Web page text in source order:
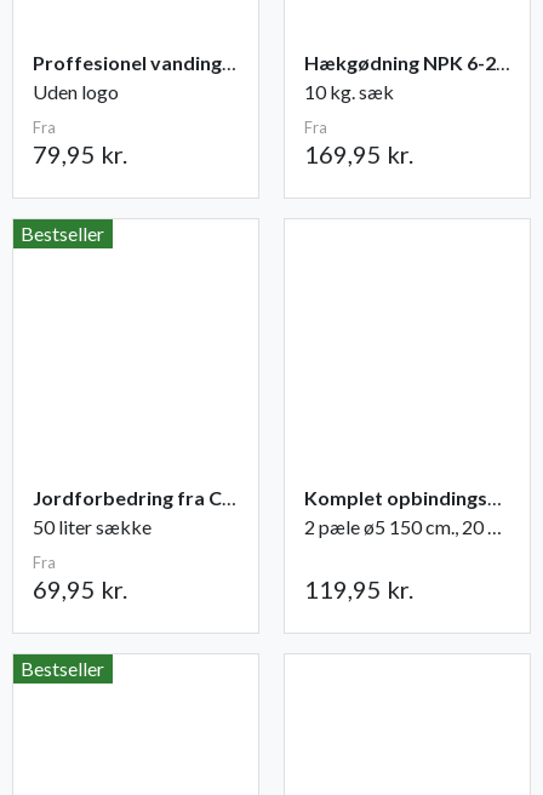
Proffesionel vandingspose 100 liter
Uden logo
Fra
79,95 kr.
Hækgødning NPK 6-2-5 +2 Mg
10 kg. sæk
Fra
169,95 kr.
Bestseller
Jordforbedring fra Champost
50 liter sække
Fra
69,95 kr.
Komplet opbindingsgrej til hækplantning 5 m.
2 pæle ø5 150 cm., 20 m. 3,5mm. tråd
119,95 kr.
Bestseller